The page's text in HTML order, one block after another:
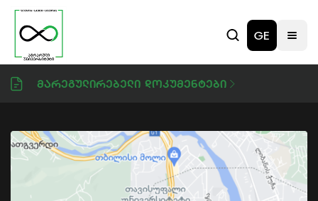
GE
Მარეგულირებელი Დოკუმენტები